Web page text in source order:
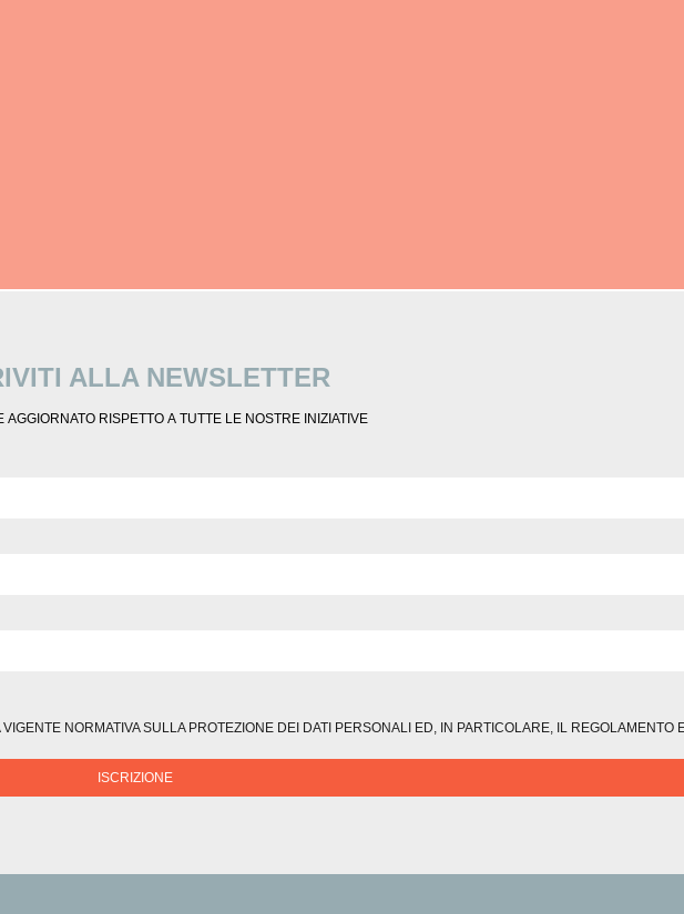
ALLA NEWSLETTER
AGGIORNATO RISPETTO A TUTTE LE NOSTRE INIZIATIVE
NORMATIVA SULLA PROTEZIONE DEI DATI PERSONALI ED, IN PARTICOLARE, IL REGOLAMENTO
ISCRIZIONE